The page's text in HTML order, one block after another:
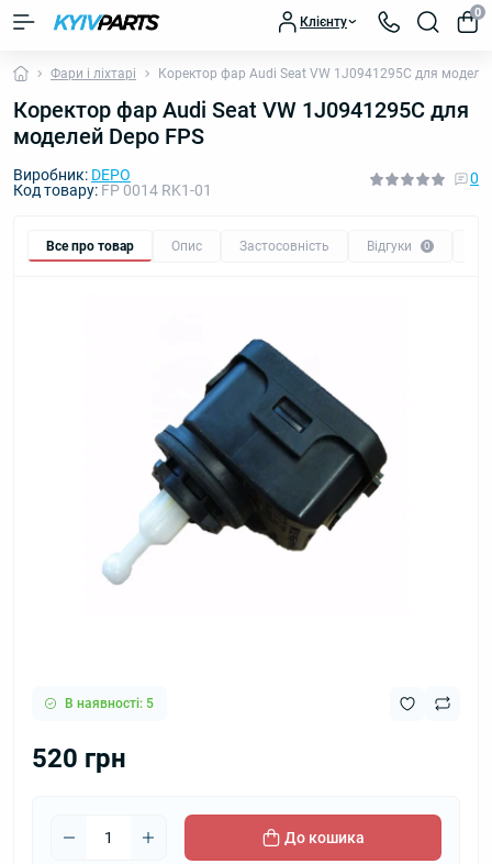
Клієнту
0
Фари і ліхтарі Коректор фар Audi Seat VW 1J0941295C для
Коректор фар Audi Seat VW 1J0941295C для
моделей Depo FPS
Виробник: DEPO
Код товару: FP 0014 RK1-01
0
Все про товар Опис Застосовність Відгуки 0
В наявності: 5
520 грн
До кошика